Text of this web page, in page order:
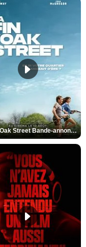
La fin d’Oak Street Bande-annonce VO STFR